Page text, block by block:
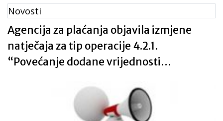
Novosti
Agencija za plaćanja objavila izmjene
natječaja za tip operacije 4.2.1.
“Povećanje dodane vrijednosti